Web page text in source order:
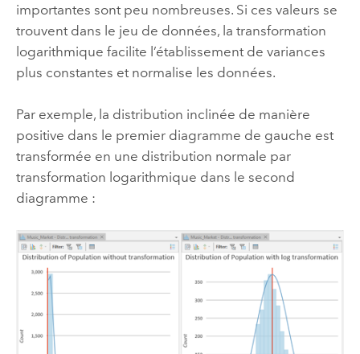
importantes sont peu nombreuses. Si ces valeurs se
trouvent dans le jeu de données, la transformation
logarithmique facilite l’établissement de variances
plus constantes et normalise les données.
Par exemple, la distribution inclinée de manière
positive dans le premier diagramme de gauche est
transformée en une distribution normale par
transformation logarithmique dans le second
diagramme :